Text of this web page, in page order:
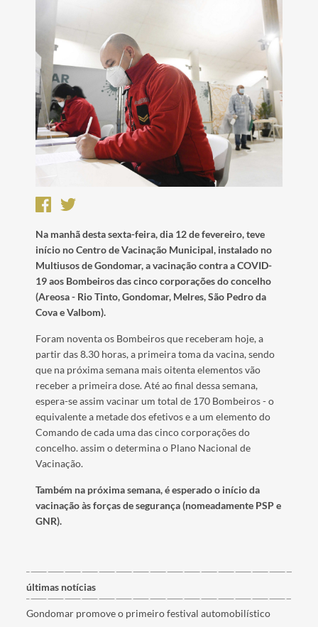
Na manhã desta sexta-feira, dia 12 de fevereiro, teve
início no Centro de Vacinação Municipal, instalado no
Multiusos de Gondomar, a vacinação contra a COVID-
19 aos Bombeiros das cinco corporações do concelho
(Areosa - Rio Tinto, Gondomar, Melres, São Pedro da
Cova eValbom).
Foram noventa os Bombeiros que receberam hoje, a
partir das 8.30 horas, a primeira toma da vacina, sendo
que na próxima semana mais oitenta elementos vão
receber a primeira dose. Até ao final dessa semana,
espera-se assim vacinar um total de 170 Bombeiros - o
equivalente a metade dos efetivos e a um elemento do
Comando de cada uma das cinco corporações do
concelho. assim o determina o Plano Nacional de
Vacinação.
Também na próxima semana, é esperado o início da
vacinação às forças de segurança (nomeadamente PSP e
GNR).
últimas notícias
Gondomar promove o primeiro festival automobilístico